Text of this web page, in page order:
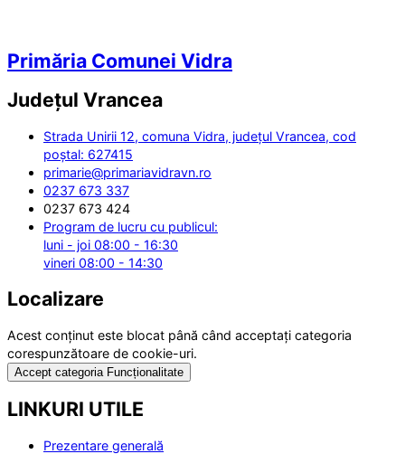
Primăria Comunei Vidra
Județul Vrancea
Strada Unirii 12, comuna Vidra, județul Vrancea, cod
poștal: 627415
primarie@primariavidravn.ro
0237 673 337
0237 673 424
Program de lucru cu publicul:
luni - joi 08:00 - 16:30
vineri 08:00 - 14:30
Localizare
Acest conținut este blocat până când acceptați categoria
corespunzătoare de cookie-uri.
Accept categoria Funcționalitate
LINKURI UTILE
Prezentare generală